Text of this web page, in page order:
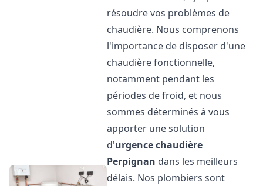
résoudre vos problèmes de
chaudière. Nous comprenons
l'importance de disposer d'une
chaudière fonctionnelle,
notamment pendant les
périodes de froid, et nous
sommes déterminés à vous
apporter une solution
d'urgence chaudière
Perpignan dans les meilleurs
délais. Nos plombiers sont